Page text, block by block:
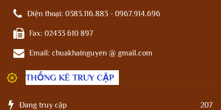
Điện thoại: 0383.116.883 - 0967.914.696
Fax: 02433 610 897
Email: chuakhainguyen @ gmail.com
THỐNG KÊ TRUY CẬP
Đang truy cập 207